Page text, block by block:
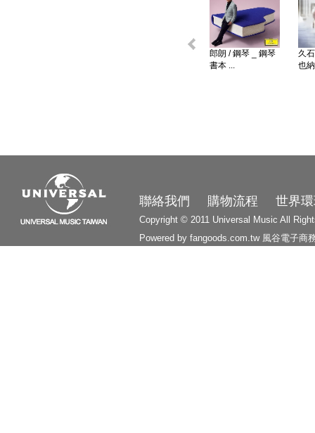
郎朗 / 鋼琴 _ 鋼琴
書本 ...
久
也
聯絡我們 購物流程 世界
Copyright © 2011 Universal Music All
Powered by fangoods.com.tw 風谷電子商